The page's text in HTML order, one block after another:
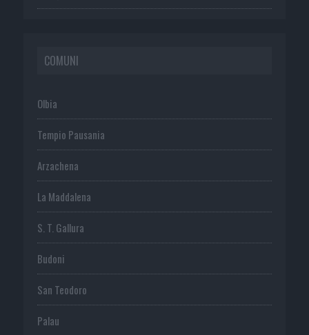
COMUNI
Olbia
Tempio Pausania
Arzachena
La Maddalena
S. T. Gallura
Budoni
San Teodoro
Palau